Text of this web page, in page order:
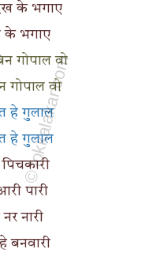
के भगाए
के भगाए
गोपाल वो
गोपाल वो
हे गुलाल
हे गुलाल
पारी
नारी
बनवारी